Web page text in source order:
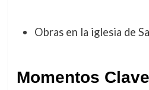
Obras en la iglesia de
Momentos Clave